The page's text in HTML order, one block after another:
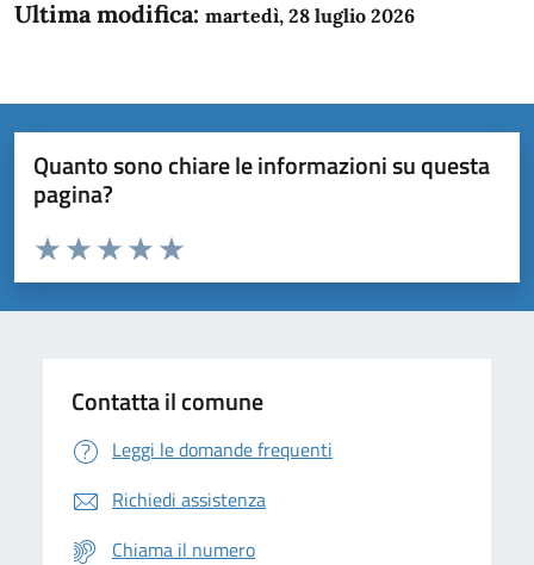
Ultima modifica: martedì, 28 luglio 2026
Quanto sono chiare le informazioni su questa
pagina?
Domanda
Valuta da 1 a 5 stelle la pagina
Valuta 5 stelle su 5
Valuta 4 stelle su 5
Valuta 3 stelle su 5
Valuta 2 stelle su 5
Valuta 1 stelle su 5
Contatta il comune
Leggi le domande frequenti
Richiedi assistenza
Chiama il numero